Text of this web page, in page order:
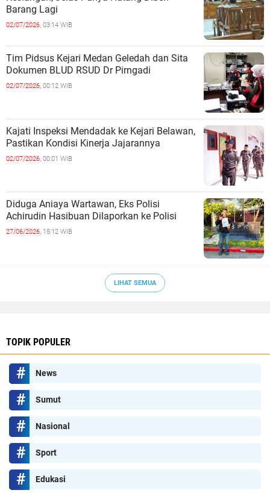
Barang Lagi
02/07/2026, 03:14 WIB
Tim Pidsus Kejari Medan Geledah dan Sita
Dokumen BLUD RSUD Dr Pirngadi
02/07/2026, 00:12 WIB
Kajati Inspeksi Mendadak ke Kejari Belawan,
Pastikan Kondisi Kinerja Jajarannya
02/07/2026, 00:01 WIB
Diduga Aniaya Wartawan, Eks Polisi
Achirudin Hasibuan Dilaporkan ke Polisi
27/06/2026, 15:12 WIB
LIHAT SEMUA
TOPIK POPULER
News
Sumut
Nasional
Sport
Edukasi